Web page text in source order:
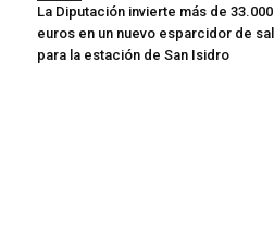
La Diputación invierte más de 33.000
euros en un nuevo esparcidor de sal
para la estación de San Isidro